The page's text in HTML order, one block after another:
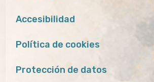
Accesibilidad
Política de cookies
Protección de datos